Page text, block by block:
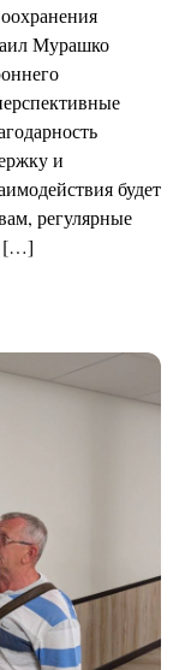
Мурашко
и
будет
регулярные
[…]